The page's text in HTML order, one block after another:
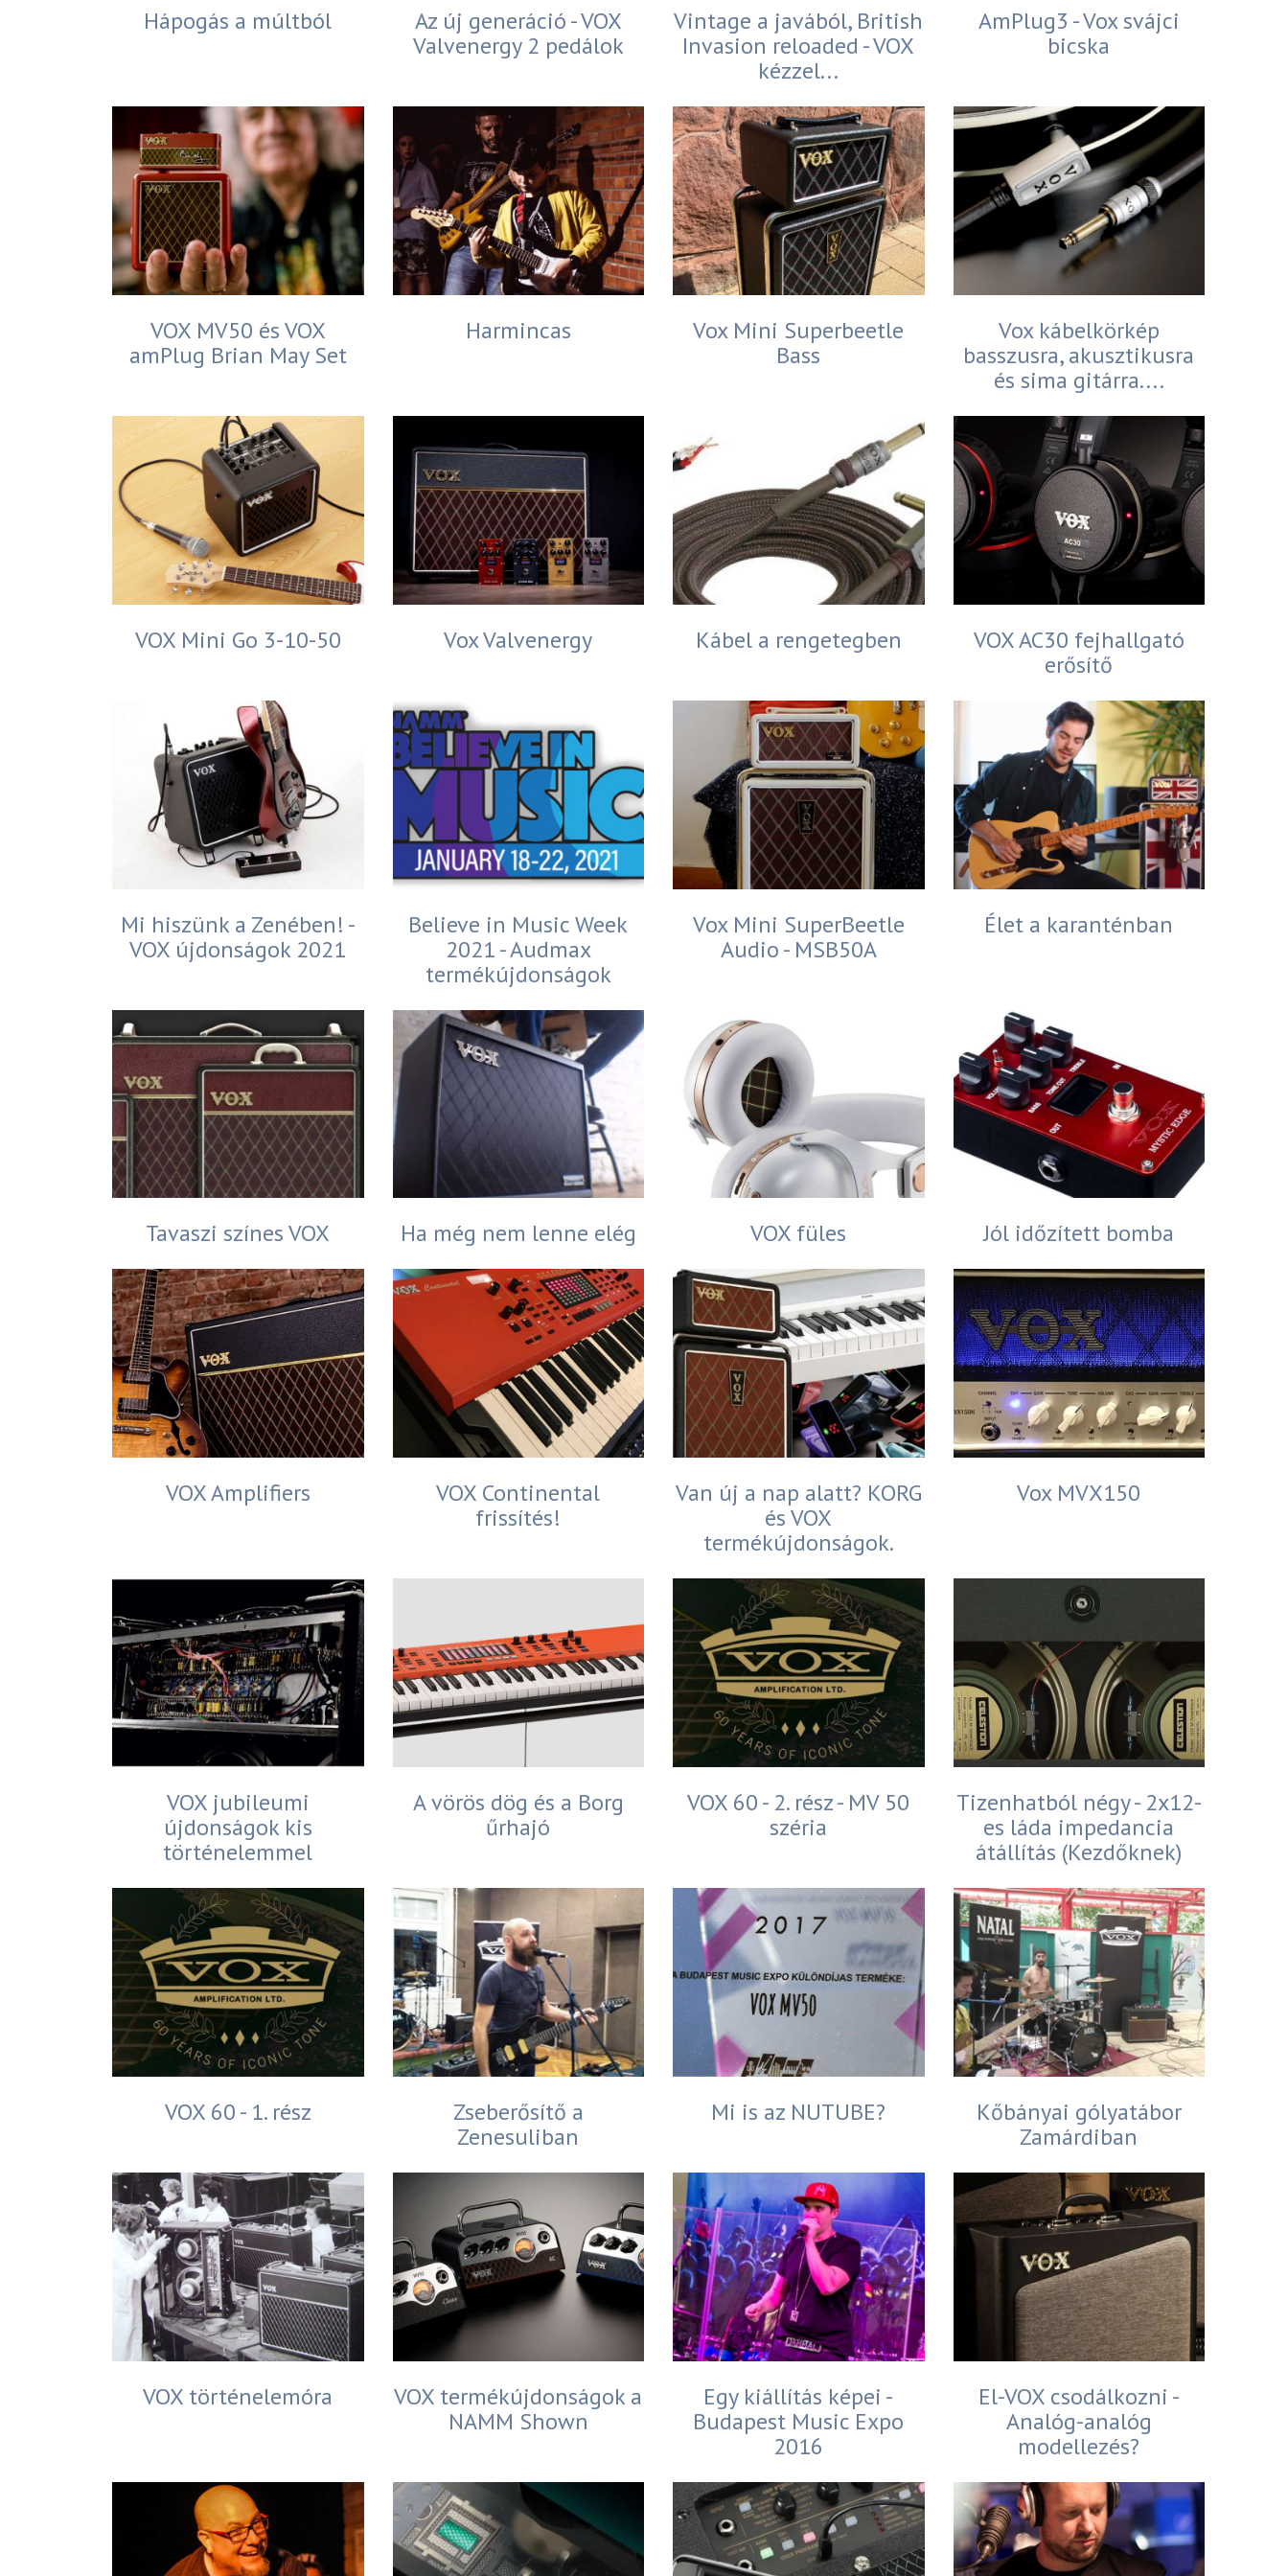
Hápogás a múltból
Az új generáció - VOX
Valvenergy 2 pedálok
Vintage a javából, British
Invasion reloaded - VOX
kézzel...
AmPlug3 - Vox svájci
bicska
VOX MV50 és VOX
amPlug Brian May Set
Harmincas
Vox Mini Superbeetle
Bass
Vox kábelkörkép
basszusra, akusztikusra
és sima gitárra....
VOX Mini Go 3-10-50 Vox Valvenergy Kábel a rengetegben
VOX AC30 fejhallgató
erősítő
Mi hiszünk a Zenében! -
VOX újdonságok 2021
Believe in Music Week
2021 - Audmax
termékújdonságok
Vox Mini SuperBeetle
Audio - MSB50A
Élet a karanténban
Tavaszi színes VOX Ha még nem lenne elég VOX füles Jól időzített bomba
VOX Amplifiers
VOX Continental
frissítés!
Van új a nap alatt? KORG
és VOX
termékújdonságok.
Vox MVX150
VOX jubileumi
újdonságok kis
történelemmel
A vörös dög és a Borg
űrhajó
VOX 60 - 2. rész - MV 50
széria
Tizenhatból négy - 2x12-
es láda impedancia
átállítás (Kezdőknek)
VOX 60 - 1. rész
Zseberősítő a
Zenesuliban
Mi is az NUTUBE?
Kőbányai gólyatábor
Zamárdiban
VOX történelemóra
VOX termékújdonságok a
NAMM Shown
Egy kiállítás képei -
Budapest Music Expo
2016
El-VOX csodálkozni -
Analóg-analóg
modellezés?